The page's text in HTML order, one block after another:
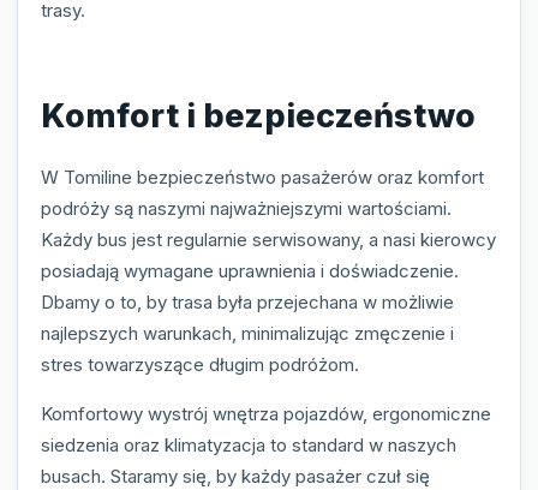
trasy.
Komfort i bezpieczeństwo
W Tomiline bezpieczeństwo pasażerów oraz komfort
podróży są naszymi najważniejszymi wartościami.
Każdy bus jest regularnie serwisowany, a nasi kierowcy
posiadają wymagane uprawnienia i doświadczenie.
Dbamy o to, by trasa była przejechana w możliwie
najlepszych warunkach, minimalizując zmęczenie i
stres towarzyszące długim podróżom.
Komfortowy wystrój wnętrza pojazdów, ergonomiczne
siedzenia oraz klimatyzacja to standard w naszych
busach. Staramy się, by każdy pasażer czuł się